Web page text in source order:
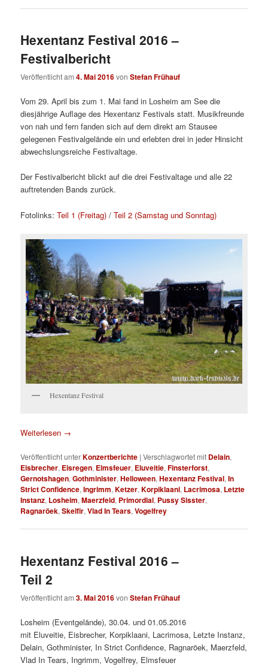
Hexentanz Festival 2016 –
Festivalbericht
Veröffentlicht am4. Mai 2016vonStefan Frühauf
Vom 29. April bis zum 1. Mai fand in Losheim am See die
diesjährige Auflage des Hexentanz Festivals statt. Musikfreunde
von nah und fern fanden sich auf dem direkt am Stausee
gelegenen Festivalgelände ein und erlebten drei in jeder Hinsicht
abwechslungsreiche Festivaltage.
Der Festivalbericht blickt auf die drei Festivaltage und alle 22
auftretenden Bands zurück.
Fotolinks:Teil 1 (Freitag) /Teil 2 (Samstag und Sonntag)
Hexentanz Festival
Weiterlesen →
Veröffentlicht unterKonzertberichte |Verschlagwortet mit Delain,
Eisbrecher, Eisregen, Elmsfeuer, Eluveitie,Finsterforst,
Gernotshagen,Gothminister,Helloween,Hexentanz Festival,In
Strict Confidence,Ingrimm,Ketzer,Korpiklaani, Lacrimosa, Letzte
Instanz, Losheim,Maerzfeld, Primordial, Pussy Sisster,
Ragnaröek,Skelfir,Vlad In Tears,Vogelfrey
Hexentanz Festival 2016 –
Teil 2
Veröffentlicht am3. Mai 2016vonStefan Frühauf
Losheim (Eventgelände), 30.04. und 01.05.2016
mit Eluveitie, Eisbrecher, Korpiklaani, Lacrimosa, Letzte Instanz,
Delain, Gothminister, In Strict Confidence, Ragnaröek, Maerzfeld,
Vlad In Tears, Ingrimm, Vogelfrey, Elmsfeuer